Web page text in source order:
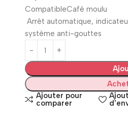
CompatibleCafé moulu
Arrêt automatique,
système anti-gouttes
Ajouter pour
comparer